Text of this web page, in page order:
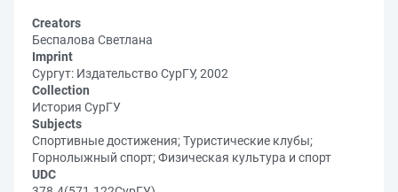
Creators
Беспалова Светлана
Imprint
Сургут: Издательство СурГУ, 2002
Collection
История СурГУ
Subjects
Спортивные достижения; Туристические клубы;
Горнолыжный спорт; Физическая культура и спорт
UDC